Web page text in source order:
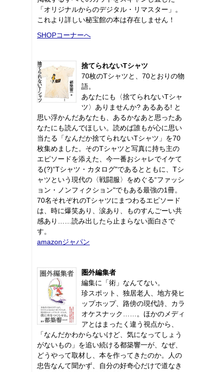
「オリジナルからのデジタル・リマスター」。
これより詳しい秘宝館の本は存在しません！
SHOPコーナーへ
捨てられないTシャツ
70枚のTシャツと、70とおりの物
語。
あなたにも〈捨てられないTシャ
ツ〉ありませんか? あるある! と
思い浮かんだあなたも、あるかなあと思ったあ
なたにも読んでほしい。読めば誰もが心に思い
当たる「なんだか捨てられないTシャツ」を70
枚集めました。そのTシャツと写真に持ち主の
エピソードを添えた、今一番おシャレでイケて
る(?)“Tシャツ・カタログ"であるとともに、Tシ
ャツという現代の〈戦闘服〉をめぐる“ファッシ
ョン・ノンフィクション"でもある最強の1冊。
70名それぞれのTシャツにまつわるエピソード
は、時に爆笑あり、涙あり、ものすんごーい共
感あり……読み出したら止まらない面白さで
す。
amazonジャパン
圏外編集者
編集に「術」なんてない。
珍スポット、独居老人、地方発ヒ
ップホップ、路傍の現代詩、カラ
オケスナック……。ほかのメディ
アとはまったく違う視点から、
「なんだかわからないけど、気になってしょう
がないもの」を追い続ける都築響一が、なぜ、
どうやって取材し、本を作ってきたのか。人の
忠告なんて聞かず、自分の好奇心だけで道なき